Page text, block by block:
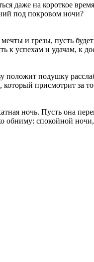
даже на короткое
под покровом ночи?
и грезы, пусть
к успехам и удачам, к
положит подушку
присмотрит за
ночь. Пусть она
обниму: спокойной